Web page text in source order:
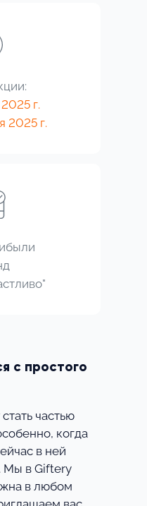
г.
2025 г.
с простого
частью
когда
в ней
Мы в Giftery
в любом